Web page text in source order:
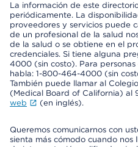
La información de este
periódicamente. La
proveedores y servicios puede
de un profesional de la salud
de la salud o se obtiene en el
credenciales. Si tiene alguna
4000 (sin costo). Para
habla: 1-800-464-4000 (sin
También puede llamar al
(Medical Board of California) al
web
(en inglés).
Queremos comunicarnos con
sienta más cómodo cuando nos